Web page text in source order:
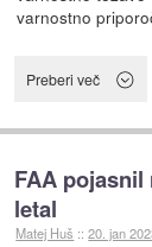
varnostno
Preberi več
FAA
letal
Matej Huš ::20. jan